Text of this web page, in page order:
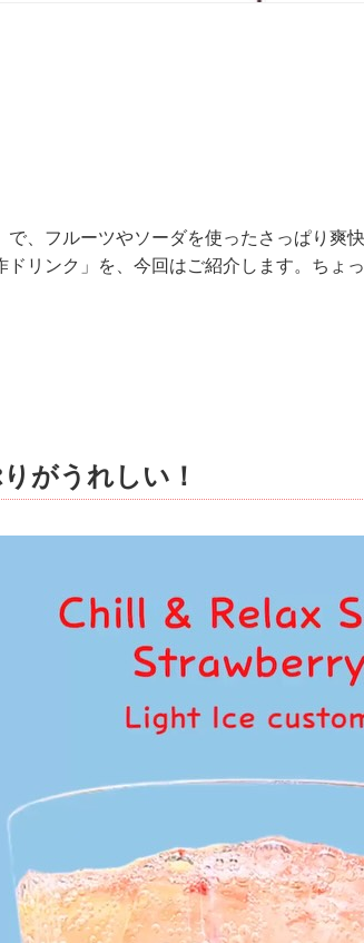
で、フルーツやソーダを使ったさっぱり爽
ドリンク」を、今回はご紹介します。ちょ
がうれしい！